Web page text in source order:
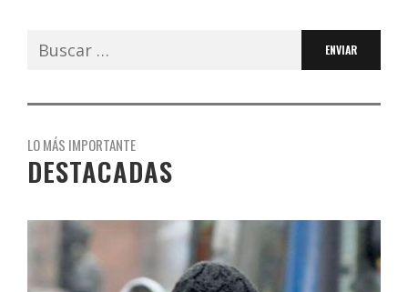
Buscar:
LO MÁS IMPORTANTE
DESTACADAS